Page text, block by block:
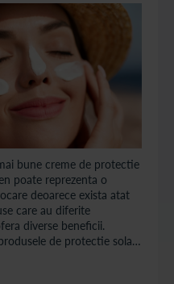
bune creme de protectie
poate reprezenta o
deoarece exista atat
care au diferite
diverse beneficii.
de protectie solara